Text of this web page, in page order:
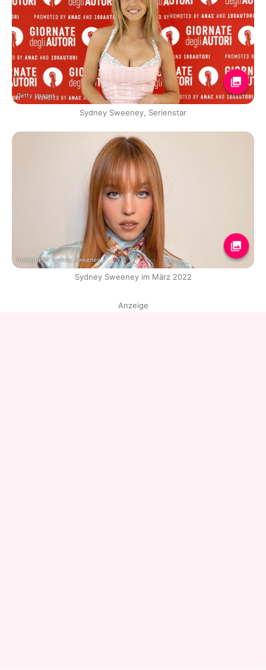
Getty Images
Sydney Sweeney, Serienstar
Instagram / sydney_sweeney
Sydney Sweeney im März 2022
Anzeige